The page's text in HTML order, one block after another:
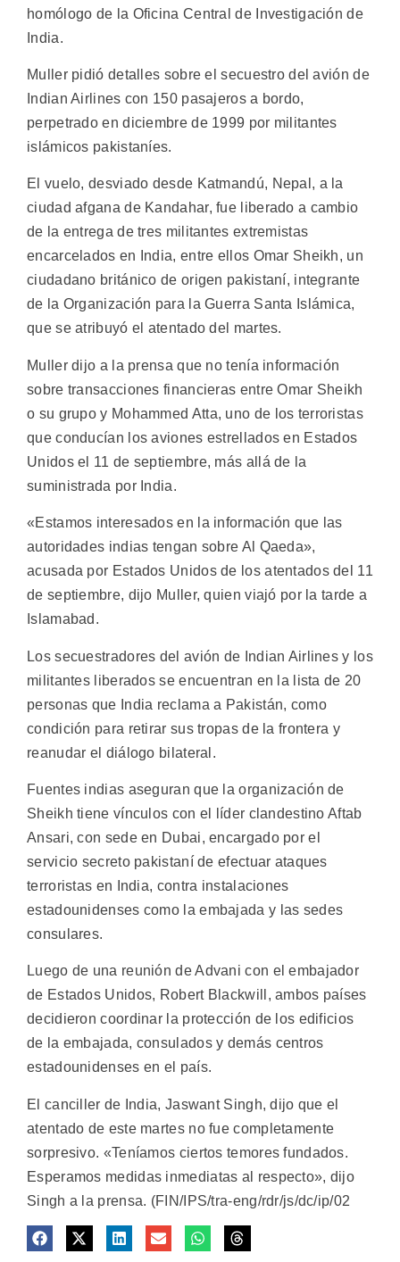
homólogo de la Oficina Central de Investigación de
India.
Muller pidió detalles sobre el secuestro del avión de
Indian Airlines con 150 pasajeros a bordo,
perpetrado en diciembre de 1999 por militantes
islámicos pakistaníes.
El vuelo, desviado desde Katmandú, Nepal, a la
ciudad afgana de Kandahar, fue liberado a cambio
de la entrega de tres militantes extremistas
encarcelados en India, entre ellos Omar Sheikh, un
ciudadano británico de origen pakistaní, integrante
de la Organización para la Guerra Santa Islámica,
que se atribuyó el atentado del martes.
Muller dijo a la prensa que no tenía información
sobre transacciones financieras entre Omar Sheikh
o su grupo y Mohammed Atta, uno de los terroristas
que conducían los aviones estrellados en Estados
Unidos el 11 de septiembre, más allá de la
suministrada por India.
«Estamos interesados en la información que las
autoridades indias tengan sobre Al Qaeda»,
acusada por Estados Unidos de los atentados del 11
de septiembre, dijo Muller, quien viajó por la tarde a
Islamabad.
Los secuestradores del avión de Indian Airlines y los
militantes liberados se encuentran en la lista de 20
personas que India reclama a Pakistán, como
condición para retirar sus tropas de la frontera y
reanudar el diálogo bilateral.
Fuentes indias aseguran que la organización de
Sheikh tiene vínculos con el líder clandestino Aftab
Ansari, con sede en Dubai, encargado por el
servicio secreto pakistaní de efectuar ataques
terroristas en India, contra instalaciones
estadounidenses como la embajada y las sedes
consulares.
Luego de una reunión de Advani con el embajador
de Estados Unidos, Robert Blackwill, ambos países
decidieron coordinar la protección de los edificios
de la embajada, consulados y demás centros
estadounidenses en el país.
El canciller de India, Jaswant Singh, dijo que el
atentado de este martes no fue completamente
sorpresivo. «Teníamos ciertos temores fundados.
Esperamos medidas inmediatas al respecto», dijo
Singh a la prensa. (FIN/IPS/tra-eng/rdr/js/dc/ip/02